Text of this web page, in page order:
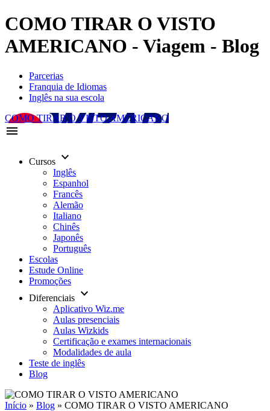
COMO TIRAR O VISTO
AMERICANO - Viagem - Blog
Parcerias
Franquia de Idiomas
Inglês na sua escola
COMO TIRAR O VISTO AMERICANO
menu
Cursos keyboard_arrow_down
Inglês
Espanhol
Francês
Alemão
Italiano
Chinês
Japonês
Português
Escolas
Estude Online
Promoções
Diferenciais keyboard_arrow_down
Aplicativo Wiz.me
Aulas presenciais
Aulas Wizkids
Certificação e exames internacionais
Modalidades de aula
Teste de inglês
Blog
Início » Blog » COMO TIRAR O VISTO AMERICANO